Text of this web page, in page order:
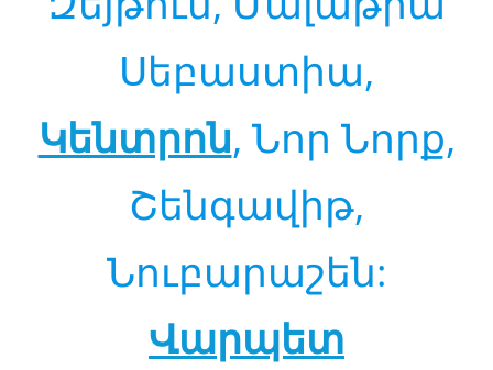
Սեբաստիա,
Կենտրոն, Նոր Նորք,
Շենգավիթ,
Նուբարաշեն:
Վարպետ